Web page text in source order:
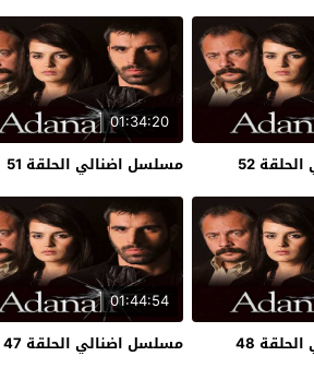
52
01:34:20
مسلسل اضنالي الحلقة 51
48
01:44:54
مسلسل اضنالي الحلقة 47